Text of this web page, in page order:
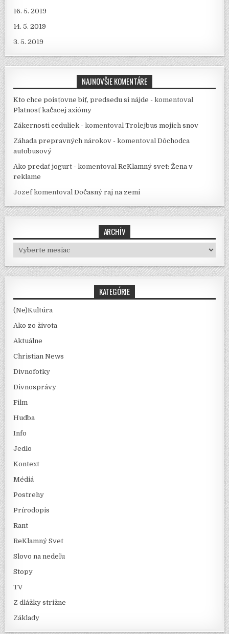
16. 5. 2019
14. 5. 2019
3. 5. 2019
NAJNOVŠIE KOMENTÁRE
Kto chce poisťovne biť, predsedu si nájde - komentoval
Platnosť kačacej axiómy
Zákernosti ceduliek - komentovalTrolejbus mojich snov
Záhada prepravných nárokov - komentovalDôchodca
autobusový
Ako predať jogurt - komentovalReKlamný svet: Žena v
reklame
JozefkomentovalDočasný raj na zemi
ARCHÍV
Archív
KATEGÓRIE
(Ne)Kultúra
Ako zo života
Aktuálne
Christian News
Divnofotky
Divnosprávy
Film
Hudba
Info
Jedlo
Kontext
Médiá
Postrehy
Prírodopis
Rant
ReKlamný Svet
Slovo na nedeľu
Stopy
TV
Z dlážky strižne
Základy